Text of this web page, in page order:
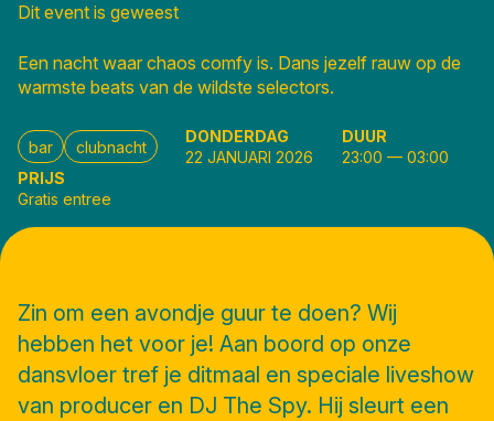
Dit event is geweest
Een nacht waar chaos comfy is. Dans jezelf rauw op de
warmste beats van de wildste selectors.
bar clubnacht
DONDERDAG
22 JANUARI 2026
DUUR
23:00 — 03:00
PRIJS
Gratis entree
Zin om een avondje guur te doen? Wij
hebben het voor je! Aan boord op onze
dansvloer tref je ditmaal en speciale liveshow
van producer en DJ The Spy. Hij sleurt een